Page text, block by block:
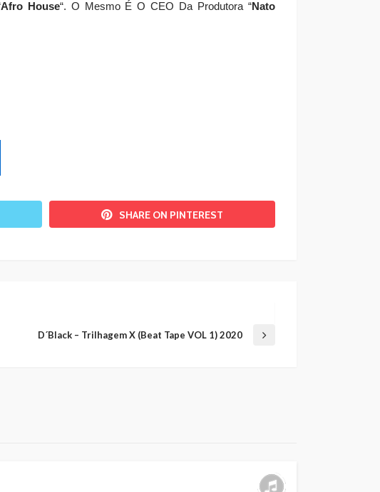
Afro House“. O Mesmo É O CEO Da Produtora “Nato
SHARE ON PINTEREST
D´Black – Trilhagem X (Beat Tape VOL 1) 2020